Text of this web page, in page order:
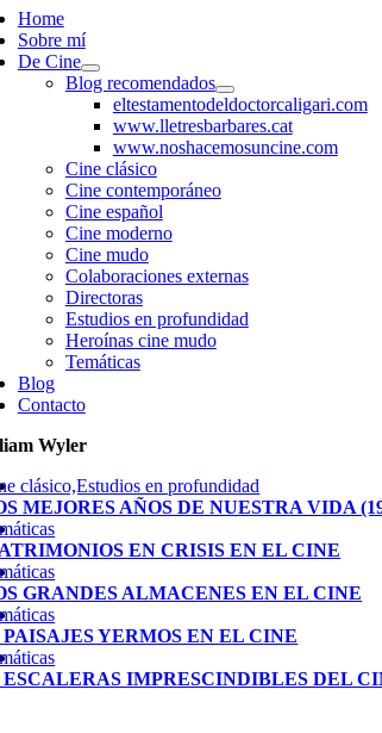
Home
Sobre mí
De Cine
Blog recomendados
eltestamentodeldoctorcaligari.com
www.lletresbarbares.cat
www.noshacemosuncine.com
Cine clásico
Cine contemporáneo
Cine español
Cine moderno
Cine mudo
Colaboraciones externas
Directoras
Estudios en profundidad
Heroínas cine mudo
Temáticas
Blog
Contacto
Wyler
clásico,Estudios en profundidad
MEJORES AÑOS DE NUESTRA VIDA
EN CRISIS EN EL CINE
GRANDES ALMACENES EN EL CINE
PAISAJES YERMOS EN EL CINE
ESCALERAS IMPRESCINDIBLES DEL